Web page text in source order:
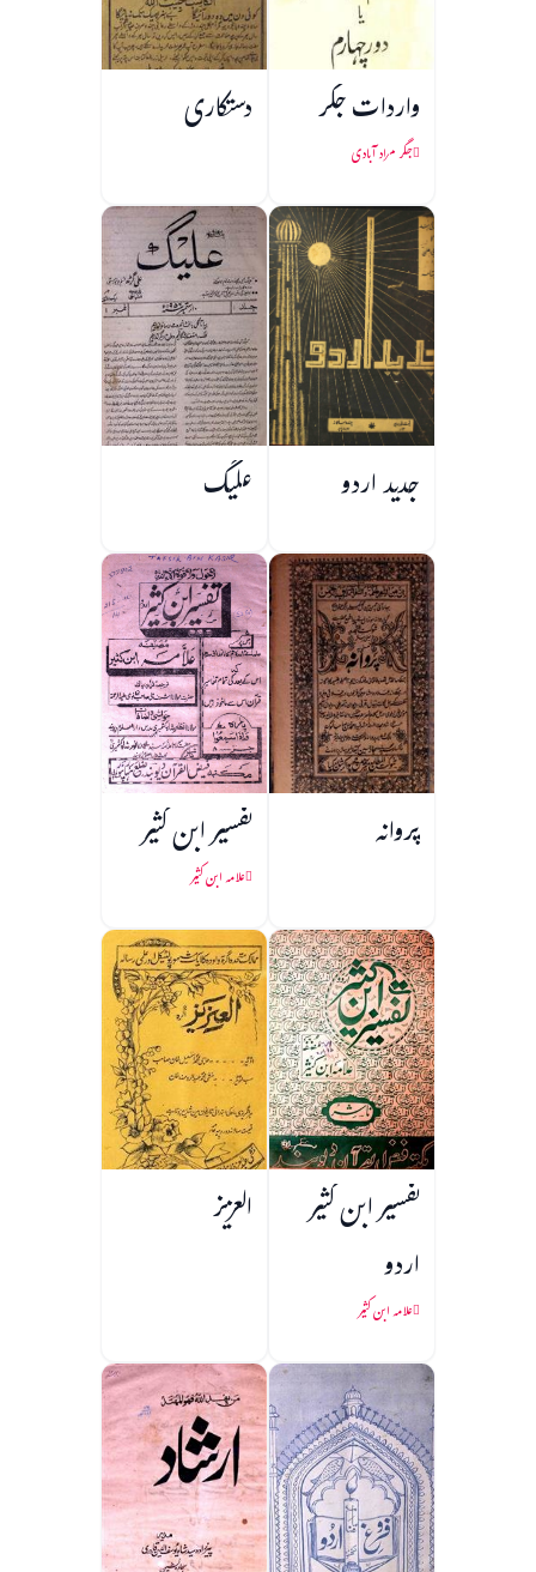
واردات جگر
جگر مراد آبادی
دستکاری
جدید اردو علیگ
پروانہ تفسیر ابن کثیر
علامہ ابن کثیر
تفسیر ابن کثیر
اردو
علامہ ابن کثیر
العزیز